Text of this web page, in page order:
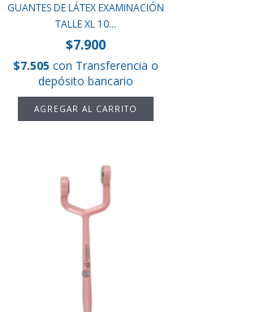
GUANTES DE LÁTEX EXAMINACIÓN
TALLE XL 10...
$7.900
$7.505 con Transferencia o
depósito bancario